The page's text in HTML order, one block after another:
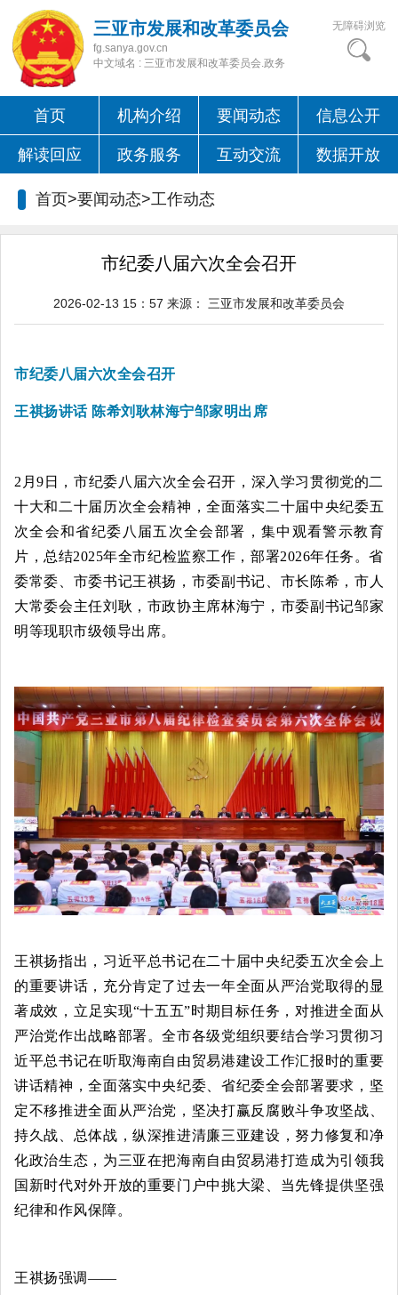
三亚市发展和改革委员会
fg.sanya.gov.cn
中文域名 : 三亚市发展和改革委员会.政务
无障碍浏览
首页 机构介绍 要闻动态 信息公开
解读回应 政务服务 互动交流 数据开放
首页>要闻动态>工作动态
市纪委八届六次全会召开
2026-02-13 15：57 来源： 三亚市发展和改革委员会
市纪委八届六次全会召开
王祺扬讲话 陈希刘耿林海宁邹家明出席
2月9日，市纪委八届六次全会召开，深入学习贯彻党的二
十大和二十届历次全会精神，全面落实二十届中央纪委五
次全会和省纪委八届五次全会部署，集中观看警示教育
片，总结2025年全市纪检监察工作，部署2026年任务。省
委常委、市委书记王祺扬，市委副书记、市长陈希，市人
大常委会主任刘耿，市政协主席林海宁，市委副书记邹家
明等现职市级领导出席。
王祺扬指出，习近平总书记在二十届中央纪委五次全会上
的重要讲话，充分肯定了过去一年全面从严治党取得的显
著成效，立足实现“十五五”时期目标任务，对推进全面从
严治党作出战略部署。全市各级党组织要结合学习贯彻习
近平总书记在听取海南自由贸易港建设工作汇报时的重要
讲话精神，全面落实中央纪委、省纪委全会部署要求，坚
定不移推进全面从严治党，坚决打赢反腐败斗争攻坚战、
持久战、总体战，纵深推进清廉三亚建设，努力修复和净
化政治生态，为三亚在把海南自由贸易港打造成为引领我
国新时代对外开放的重要门户中挑大梁、当先锋提供坚强
纪律和作风保障。
王祺扬强调——